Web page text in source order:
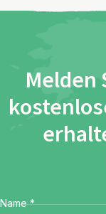
Melden
Name *